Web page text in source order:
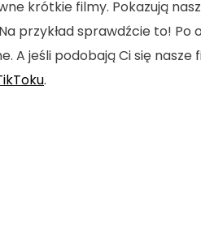
krótkie filmy. Pokazują
przykład sprawdźcie to! Po
A jeśli podobają Ci się nasze
.